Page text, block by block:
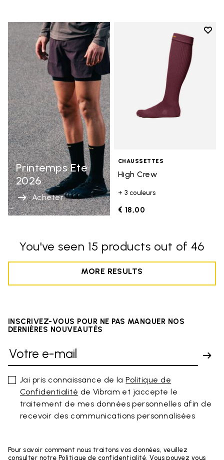
Printemps Ete
2026
Acheter
Add
CHAUSSETTES
High Crew
+ 3 couleurs
€ 18,00
You've seen 15 products out of 46
MORE RESULTS
INSCRIVEZ-VOUS POUR NE PAS MANQUER NOS
DERNIÈRES NOUVEAUTÉS
Jai pris connaissance de laPolitique de
Confidentialité de Vibram et jaccepte le
traitement de mes données personnelles afin de
recevoir des communications personnalisées
Pour savoir comment nous traitons vos données, veuillez
consulter notre Politique de confidentialité. Vous pouvez vous